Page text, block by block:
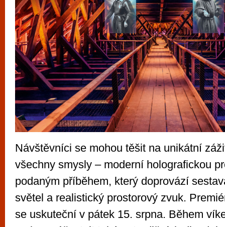
Návštěvníci se mohou těšit na unikátní
všechny smysly – moderní holografickou
podaným příběhem, který doprovází
světel a realistický prostorový zvuk.
se uskuteční v pátek 15. srpna. Během